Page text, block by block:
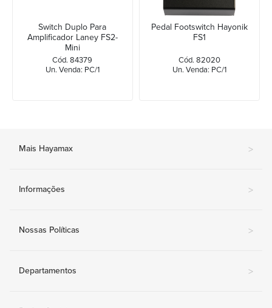
Switch Duplo Para
Amplificador Laney FS2-
Mini
Cód. 84379
Un. Venda: PC/1
Pedal Footswitch Hayonik
FS1
Cód. 82020
Un. Venda: PC/1
Mais Hayamax >
Informações >
Nossas Políticas >
Departamentos >